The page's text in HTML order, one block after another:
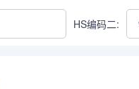
HS编码二: